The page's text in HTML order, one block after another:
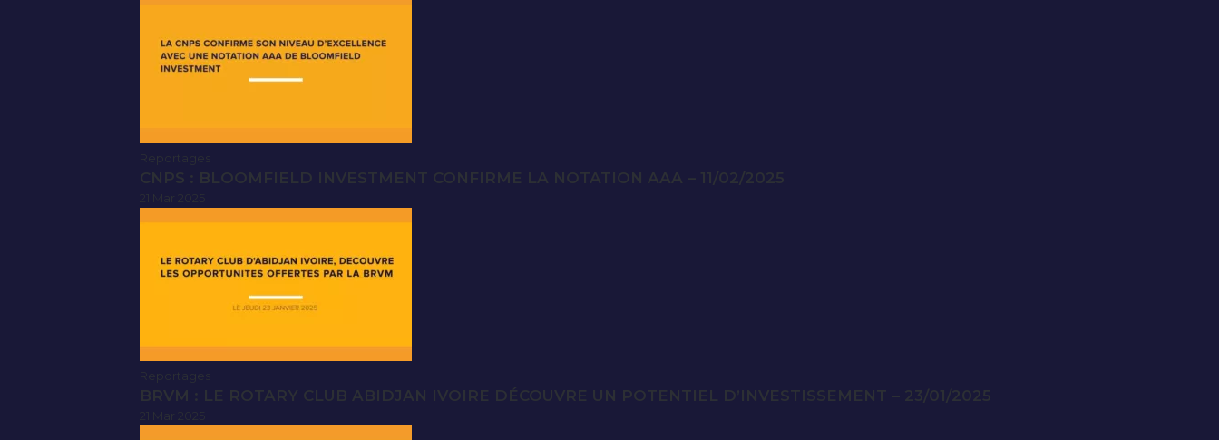
CNPS : BLOOMFIELD INVESTMENT CONFIRME LA NOTATION AAA – 11/02/2025
BRVM : LE ROTARY CLUB ABIDJAN IVOIRE DÉCOUVRE UN POTENTIEL D’INVESTISSEMENT – 23/01/2025